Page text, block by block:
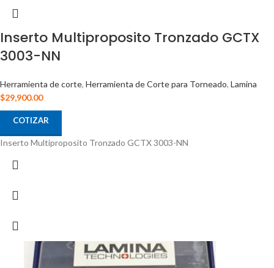
Inserto Multiproposito Tronzado GCTX
3003-NN
Herramienta de corte, Herramienta de Corte para Torneado, Lamina
$29,900.00
COTIZAR
Inserto Multiproposito Tronzado GCTX 3003-NN